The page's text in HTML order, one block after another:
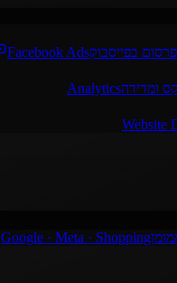
פרסום בפייסבוקFacebook Ads
ומדידהAnalytics
Website
Google · Meta · Shopping